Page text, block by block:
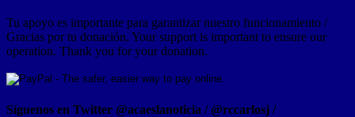
Tu apoyo es importante para garantizar nuestro funcionamiento /
Gracias por tu donación. Your support is important to ensure our
operation. Thank you for your donation.
Síguenos en Twitter @acaeslanoticia / @rccarlosj /